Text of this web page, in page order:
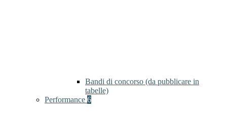
Bandi di concorso (da pubblicare in
tabelle)
Performance 6